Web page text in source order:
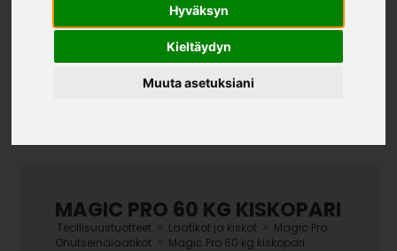
Hyväksyn
Kieltäydyn
Muuta asetuksiani
MAGIC PRO 60 KG KISKOPARI
Teollisuustuotteet Laatikot ja kiskot
Magic Pro
Ohutseinälaatikot
Magic Pro 60 kg kiskopari